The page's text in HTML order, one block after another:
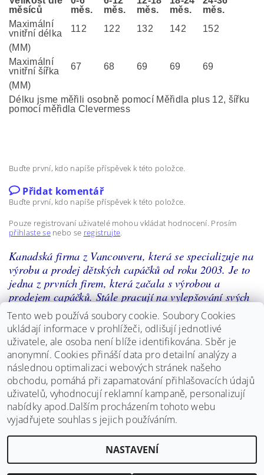
měsíců
měs.
měs.
měs.
měs.
měs.
Maximální
vnitřní délka
112 122 132 142
152
(MM)
Maximální
vnitřní šířka
67 68 69 69
69
(MM)
Délku jsme měřili osobně pomocí Měřidla plus 12, šířku
pomocí měřidla Clevermess
Buďte první, kdo napíše příspěvek k této položce.
Přidat komentář
Buďte první, kdo napíše příspěvek k této položce.
Pouze registrovaní uživatelé mohou vkládat hodnocení. Prosím
přihlaste senebo se registrujte.
Kanadská firma z Vancouveru, která se specializuje na
výrobu a prodej dětských capáčků od roku 2003. Je to
jedna z prvních firem, která začala s výrobou a
prodejem capáčků. Stále pracují na vylepšování svých
produktů a chrlí nespočetné množství různých krásných
vzorů z pravé kůže. Capáčky jsou z té nejkvalitnější
měkkoučké kůže. Mají buďto celokoženou podrážku,
která je samozřejmě protiskluzová, ale v naší nabídce
naleznete i capáčky s gumovou podrážkou, které se
dají použít i na ven.
2026 ©Bosý chodec, všechna práva vyhrazenaUpravit nastavení cookies
Tento web používá soubory cookie. Soubory Cookies
ukládají informace v prohlížeči, odlišují jednotlivé
uživatele, ale osoba není blíže identifikována. Sběr je
anonymní. Cookies přináší data pro detailní analýzy a
následnou optimalizaci webových stránek našeho
obchodu, pomáhá při zapamatování přihlašovacích údajů
uživatelů, vyhodnocují reklamní kampaně, personalizují
nabídky apod.Dalším procházením tohoto webu
vyjadřujete souhlas s jejich používáním.
NASTAVENÍ